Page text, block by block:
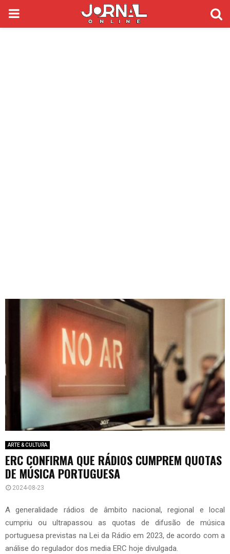
PRIMARY
ARTE & CULTURA
ERC CONFIRMA QUE RÁDIOS CUMPREM QUOTAS
DE MÚSICA PORTUGUESA
2024-08-23
A generalidade rádios de âmbito nacional, regional e local
cumpriu ou ultrapassou as quotas de difusão de música
portuguesa previstas na Lei da Rádio em 2023, de acordo com a
análise do regulador dos media ERC hoje divulgada.